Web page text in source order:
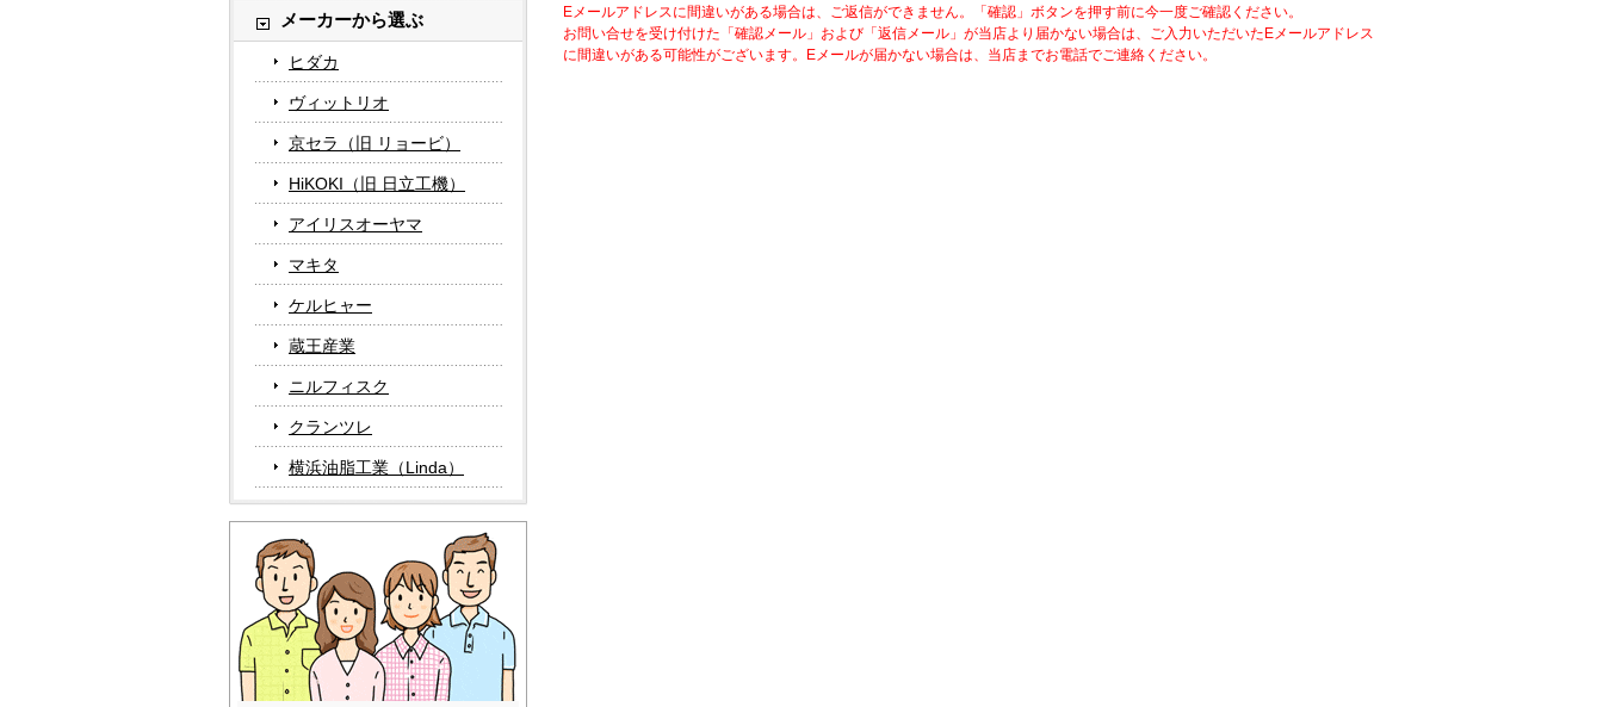
メーカーから選ぶ
ヒダカ
ヴィットリオ
京セラ（旧 リョービ）
HiKOKI（旧 日立工機）
アイリスオーヤマ
マキタ
ケルヒャー
蔵王産業
ニルフィスク
クランツレ
横浜油脂工業（Linda）
Eメールアドレスに間違いがある場合は、ご返信ができません。「確認」ボタンを押す前に今一度ご確認ください。
お問い合せを受け付けた「確認メール」および「返信メール」が当店より届かない場合は、ご入力いただいたEメールアドレス
に間違いがある可能性がございます。Eメールが届かない場合は、当店までお電話でご連絡ください。